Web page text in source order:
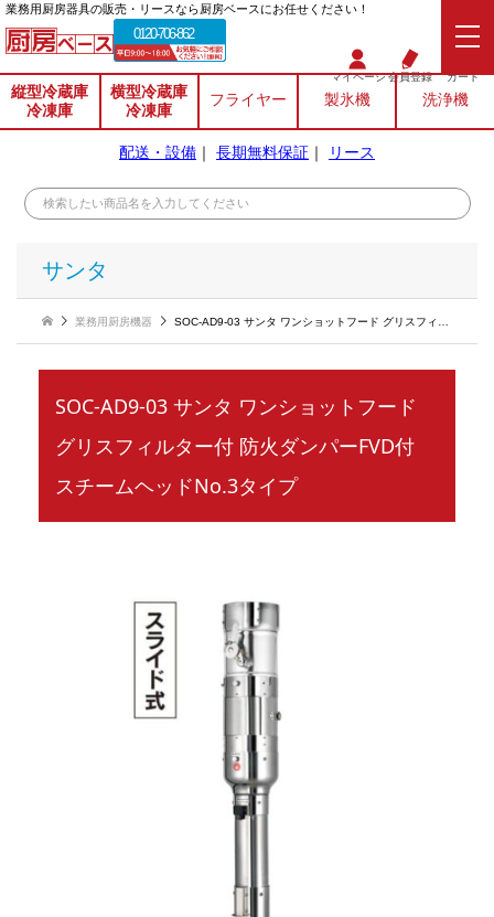
業務⽤厨房器具の販売・リースなら厨房ベースにお任せください！
0120-706-862
マイページ会員登録 カート
縦型冷蔵庫
冷凍庫
横型冷蔵庫
冷凍庫
フライヤー 製氷機 洗浄機
配送・設備 ｜ 長期無料保証 ｜ リース
サンタ
業務用厨房機器 SOC-AD9-03 サンタ ワンショットフード グリスフィルター付 防火ダンパーFVD付 スチームヘッドNo.3タイプ
SOC-AD9-03 サンタ ワンショットフード
グリスフィルター付 防火ダンパーFVD付
スチームヘッドNo.3タイプ